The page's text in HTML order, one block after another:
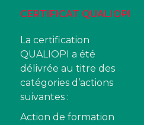
CERTIFICAT QUALIOPI
La certification
QUALIOPI a été
délivrée au titre des
catégories d’actions
suivantes :
Action de formation